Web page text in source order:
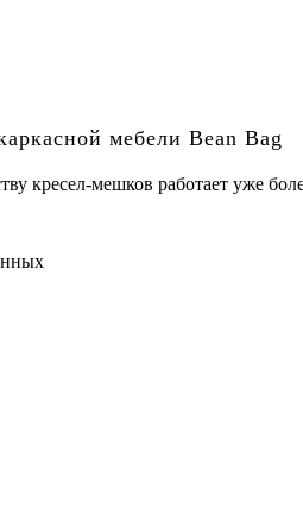
мебели Bean Bag
кресел-мешков работает уже